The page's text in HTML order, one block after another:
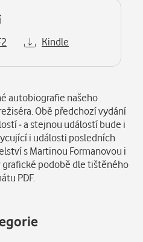
Kindle
autobiografie našeho
Obě předchozí vydání
- a stejnou událostí bude i
i události posledních
s Martinou Formanovou i
grafické podobě dle tištěného
PDF.